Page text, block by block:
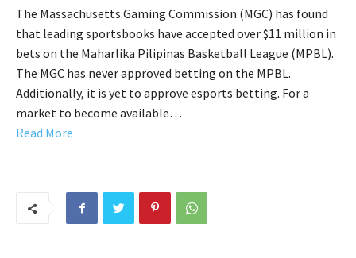
The Massachusetts Gaming Commission (MGC) has found
that leading sportsbooks have accepted over $11 million in
bets on the Maharlika Pilipinas Basketball League (MPBL).
The MGC has never approved betting on the MPBL.
Additionally, it is yet to approve esports betting. For a
market to become available…
Read More